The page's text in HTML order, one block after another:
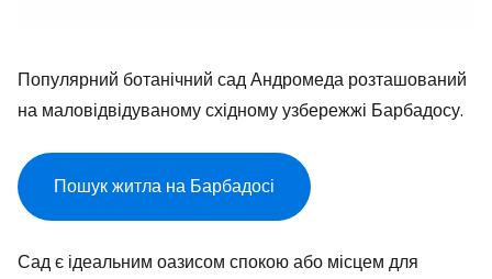
Популярний ботанічний сад Андромеда розташований
на маловідвідуваному східному узбережжі Барбадосу.
Пошук житла на Барбадосі
Сад є ідеальним оазисом спокою або місцем для